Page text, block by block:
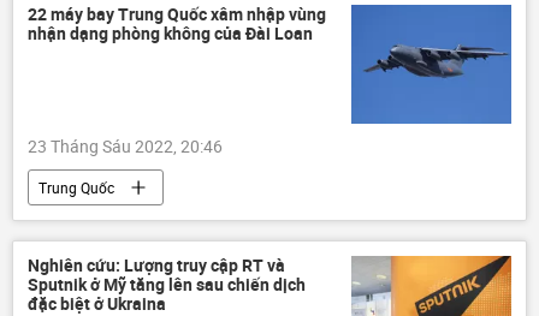
22 máy bay Trung Quốc xâm nhập vùng
nhận dạng phòng không của Đài Loan
23 Tháng Sáu 2022, 20:46
Trung Quốc
Quân đội Giải phóng Nhân dân Trung Quốc
Đảng Cộng sản Trung Quốc
Quân sự
Thế giới
Nghiên cứu: Lượng truy cập RT và
Sputnik ở Mỹ tăng lên sau chiến dịch
đặc biệt ở Ukraina